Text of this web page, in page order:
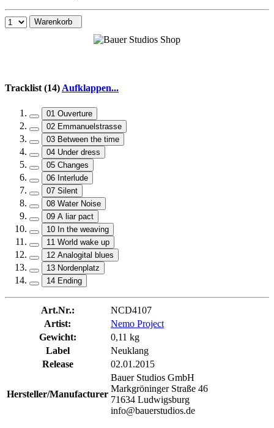
Warenkorb
Tracklist (14)Aufklappen...
01 Ouverture
02 Emmanuelstrasse
03 Between the time
04 Under dress
05 Changes
06 Interlude
07 Silent
08 Water Noise
09 A liar pact
10 In the weaving
11 World wake up
12 Analogital blues
13 Nordenplatz
14 Ending
Art.Nr.:
NCD4107
Artist:
Nemo Project
Gewicht:
0,11 kg
Label
Neuklang
Release
02.01.2015
Hersteller/Manufacturer
Bauer Studios GmbH
Markgröninger Straße 46
71634 Ludwigsburg
info@bauerstudios.de